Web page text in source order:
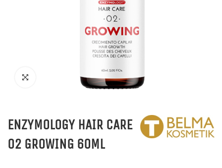
ENZYMOLOGY HAIR CARE
02 GROWING 60ML